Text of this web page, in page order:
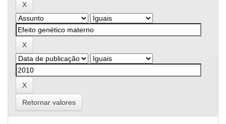
Retornar valores